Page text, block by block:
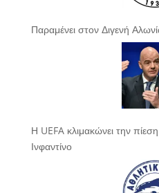
Παραμένει στον Διγενή
Η UEFA κλιμακώνει την
Ινφαντίνο